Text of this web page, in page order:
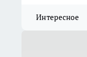
Интересное